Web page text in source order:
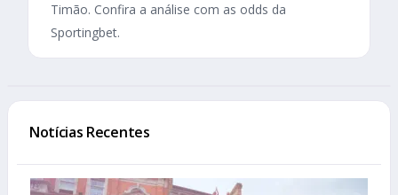
Timão. Confira a análise com as odds da
Sportingbet.
Notícias Recentes